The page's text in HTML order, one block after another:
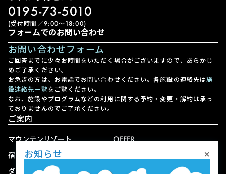
0195-73-5010
(受付時間／9:00〜18:00)
フォームでのお問い合わせ
お問い合わせフォーム
ご回答までに少々お時間をいただく場合がございますので、あらかじ
めご了承ください。
お急ぎの方は、お電話でお問い合わせください。各施設の連絡先は施
設連絡先一覧をご覧ください。
なお、施設やプログラムなどの利用に関する予約・変更・解約は承っ
ておりませんのでご了承ください。
ご案内
マウンテンリゾート
宿泊
ダイニング
OFFER
お知らせ ×